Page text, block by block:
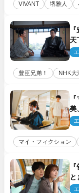
VIVANT 堺雅人
『
天
議
豊臣兄弟！ NHK大
美
マイ・フィクション
『
と
は